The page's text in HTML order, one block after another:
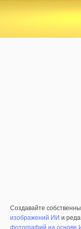
Создавайте
изображений ИИ и
фотографий на основе